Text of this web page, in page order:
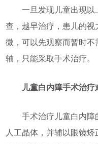
一旦发现儿童出现以
查，越早治疗，患儿的
微，可以先观察而暂时
轴，只能采取手术治疗。
儿童白内障手术治疗
手术治疗儿童白内障
人工晶体，并辅以眼镜